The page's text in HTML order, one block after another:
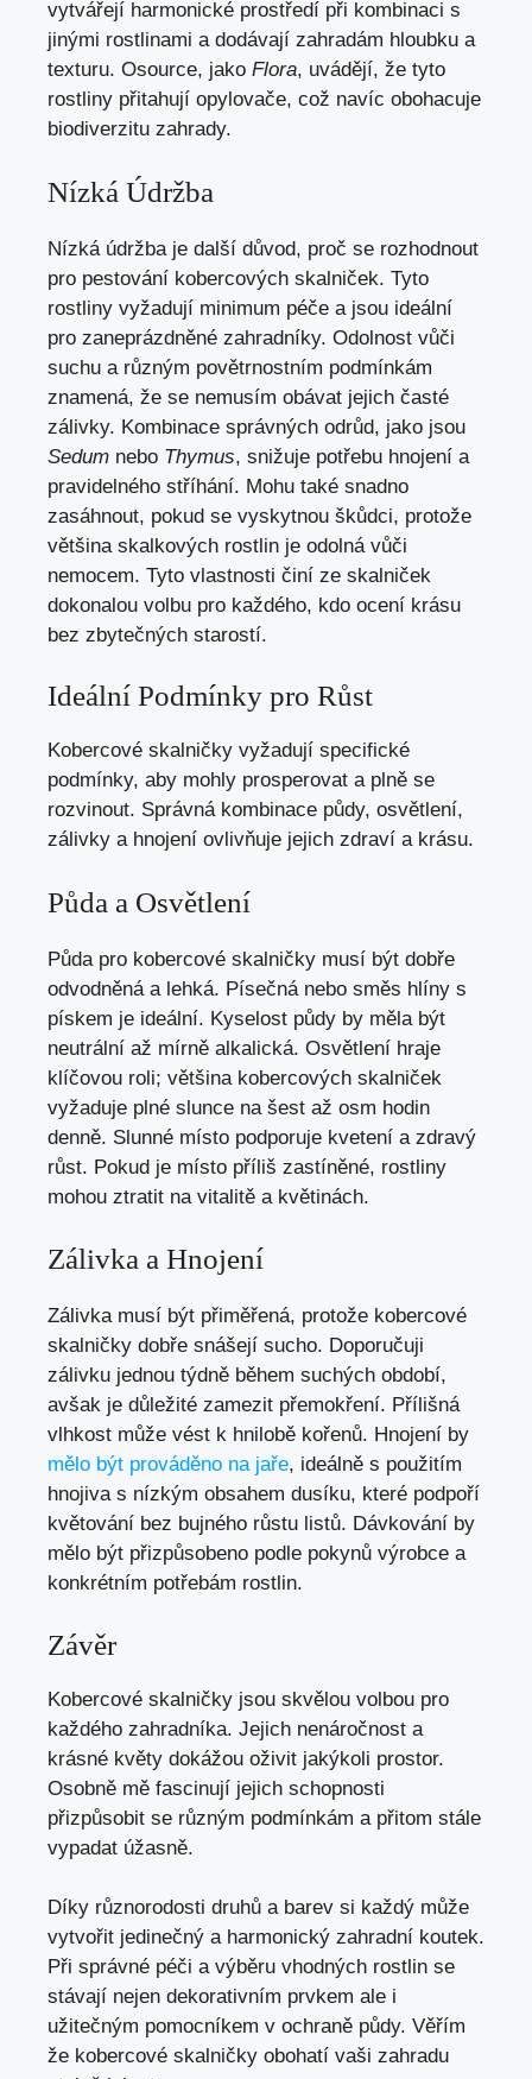
vytvářejí harmonické prostředí při kombinaci s
jinými rostlinami a dodávají zahradám hloubku a
texturu. Osource, jako Flora, uvádějí, že tyto
rostliny přitahují opylovače, což navíc obohacuje
biodiverzitu zahrady.
Nízká Údržba
Nízká údržba je další důvod, proč se rozhodnout
pro pestování kobercových skalniček. Tyto
rostliny vyžadují minimum péče a jsou ideální
pro zaneprázdněné zahradníky. Odolnost vůči
suchu a různým povětrnostním podmínkám
znamená, že se nemusím obávat jejich časté
zálivky. Kombinace správných odrůd, jako jsou
Sedum nebo Thymus, snižuje potřebu hnojení a
pravidelného stříhání. Mohu také snadno
zasáhnout, pokud se vyskytnou škůdci, protože
většina skalkových rostlin je odolná vůči
nemocem. Tyto vlastnosti činí ze skalniček
dokonalou volbu pro každého, kdo ocení krásu
bez zbytečných starostí.
Ideální Podmínky pro Růst
Kobercové skalničky vyžadují specifické
podmínky, aby mohly prosperovat a plně se
rozvinout. Správná kombinace půdy, osvětlení,
zálivky a hnojení ovlivňuje jejich zdraví a krásu.
Půda a Osvětlení
Půda pro kobercové skalničky musí být dobře
odvodněná a lehká. Písečná nebo směs hlíny s
pískem je ideální. Kyselost půdy by měla být
neutrální až mírně alkalická. Osvětlení hraje
klíčovou roli; většina kobercových skalniček
vyžaduje plné slunce na šest až osm hodin
denně. Slunné místo podporuje kvetení a zdravý
růst. Pokud je místo příliš zastíněné, rostliny
mohou ztratit na vitalitě a květinách.
Zálivka a Hnojení
Zálivka musí být přiměřená, protože kobercové
skalničky dobře snášejí sucho. Doporučuji
zálivku jednou týdně během suchých období,
avšak je důležité zamezit přemokření. Přílišná
vlhkost může vést k hnilobě kořenů. Hnojení by
mělo být prováděno na jaře, ideálně s použitím
hnojiva s nízkým obsahem dusíku, které podpoří
květování bez bujného růstu listů. Dávkování by
mělo být přizpůsobeno podle pokynů výrobce a
konkrétním potřebám rostlin.
Závěr
Kobercové skalničky jsou skvělou volbou pro
každého zahradníka. Jejich nenáročnost a
krásné květy dokážou oživit jakýkoli prostor.
Osobně mě fascinují jejich schopnosti
přizpůsobit se různým podmínkám a přitom stále
vypadat úžasně.
Díky různorodosti druhů a barev si každý může
vytvořit jedinečný a harmonický zahradní koutek.
Při správné péči a výběru vhodných rostlin se
stávají nejen dekorativním prvkem ale i
užitečným pomocníkem v ochraně půdy. Věřím
že kobercové skalničky obohatí vaši zahradu